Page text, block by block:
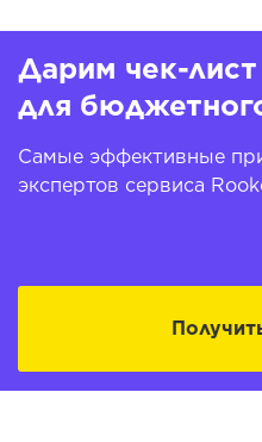
Дарим чек-лист
для
Самые эффективные
экспертов сервиса